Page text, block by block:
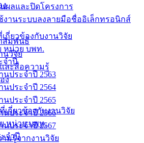
ผลและปิดโครงการ
งานระบบลงลายมือชื่ออิเล็กทรอนิกส์
สัมพันธ์
นวิจัย
ละสื่อความรู้
ง
เกี่ยวข้องกับงานวิจัย
หน่วย บพท.
จำปี
ง
กี่ยวข้องกับงานวิจัย
หน่วย บพท.
จำปี
นประจำปี 2563
นประจำปี 2564
นประจำปี 2565
นประจำปี 2566
นประจำปี 2567
มรู้จากงานวิจัย